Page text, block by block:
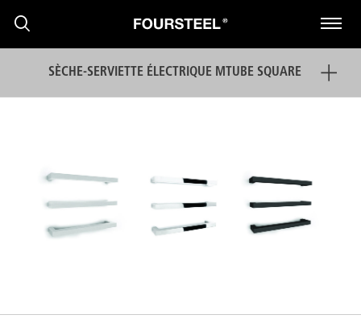
SÈCHE-SERVIETTE ÉLECTRIQUE MTUBE SQUARE
PROJETS